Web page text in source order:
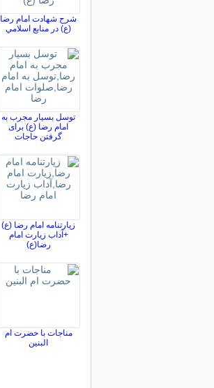
شرح شهادت امام رضا
(ع) در منابع اسلامي
توسل بسیار مجرب به
امام رضا (ع) برای
گرفتن حاجات
زیارتنامه امام رضا (ع)
+آداب زیارت امام
رضا(ع)
مناجات با حضرت ام
البنین